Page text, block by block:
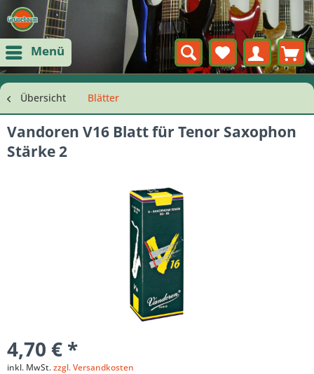
Menü
Übersicht Blätter
Vandoren V16 Blatt für Tenor Saxophon
Stärke 2
4,70 € *
inkl. MwSt.zzgl. Versandkosten